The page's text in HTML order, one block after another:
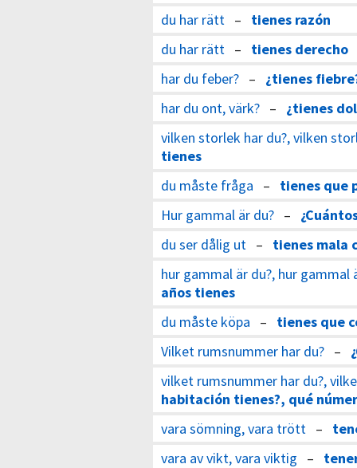
du har rätt – tienes razón
du har rätt – tienes derecho
har du feber? – ¿tienes
har du ont, värk? – ¿tienes
vilken storlek har du?, vilken
tienes
du måste fråga – tienes que
Hur gammal är du? –
du ser dålig ut – tienes mala
hur gammal är du?, hur gammal
años tienes
du måste köpa – tienes que
Vilket rumsnummer har du? –
vilket rumsnummer har du?,
habitación tienes?, qué
vara sömning, vara trött –
vara av vikt, vara viktig –